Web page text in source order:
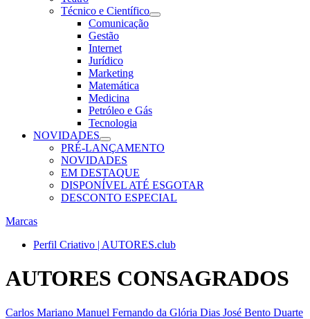
Técnico e Científico
Comunicação
Gestão
Internet
Jurídico
Marketing
Matemática
Medicina
Petróleo e Gás
Tecnologia
NOVIDADES
PRÉ-LANÇAMENTO
NOVIDADES
EM DESTAQUE
DISPONÍVEL ATÉ ESGOTAR
DESCONTO ESPECIAL
Marcas
Perfil Criativo | AUTORES.club
AUTORES CONSAGRADOS
Carlos Mariano Manuel Fernando da Glória Dias José Bento Duarte